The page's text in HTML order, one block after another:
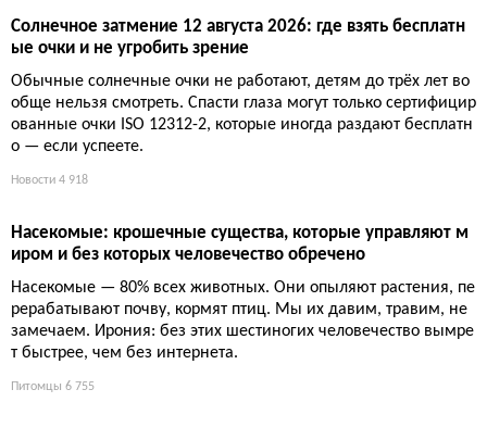
Солнечное затмение 12 августа 2026: где взять бесплатн
ые очки и не угробить зрение